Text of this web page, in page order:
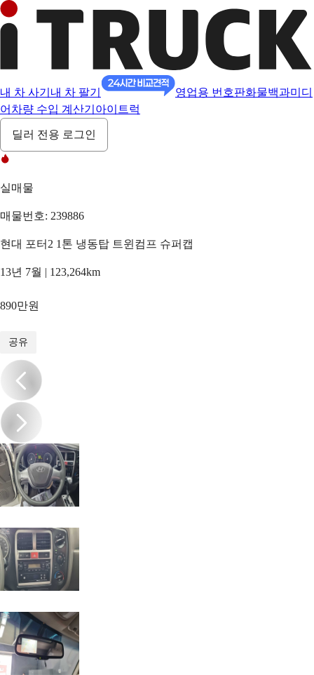
내 차 사기 내 차 팔기 영업용 번호판화물백과미디
어 차량 수입 계산기 아이트럭
딜러 전용 로그인
실매물
매물번호: 239886
현대 포터2 1톤 냉동탑 트윈컴프 슈퍼캡
13년 7월 | 123,264km
890만원
공유
/15